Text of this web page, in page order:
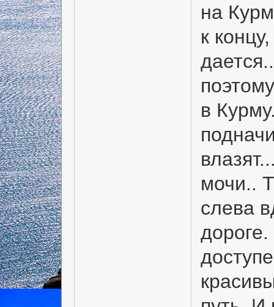
на
к
в
мочи..
слева